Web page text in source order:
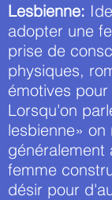
Lesbienne:
adopter une
prise de
physiques,
émotives
Lorsqu'on
lesbienne» on
généralement
femme
désir pour